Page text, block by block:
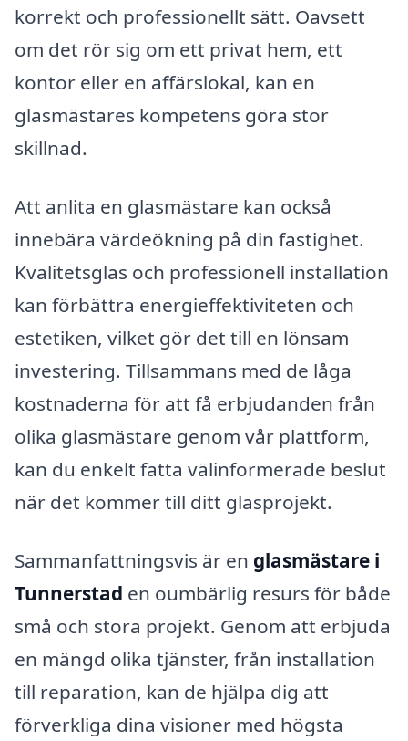
korrekt och professionellt sätt. Oavsett
om det rör sig om ett privat hem, ett
kontor eller en affärslokal, kan en
glasmästares kompetens göra stor
skillnad.
Att anlita en glasmästare kan också
innebära värdeökning på din fastighet.
Kvalitetsglas och professionell installation
kan förbättra energieffektiviteten och
estetiken, vilket gör det till en lönsam
investering. Tillsammans med de låga
kostnaderna för att få erbjudanden från
olika glasmästare genom vår plattform,
kan du enkelt fatta välinformerade beslut
när det kommer till ditt glasprojekt.
Sammanfattningsvis är en glasmästare i
Tunnerstad en oumbärlig resurs för både
små och stora projekt. Genom att erbjuda
en mängd olika tjänster, från installation
till reparation, kan de hjälpa dig att
förverkliga dina visioner med högsta